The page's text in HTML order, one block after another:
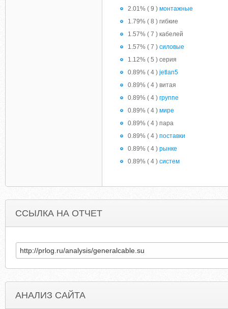
2.01% ( 9 ) монтажные
1.79% ( 8 ) гибкие
1.57% ( 7 ) кабелей
1.57% ( 7 ) силовые
1.12% ( 5 ) серия
0.89% ( 4 ) jetlan5
0.89% ( 4 ) витая
0.89% ( 4 ) группе
0.89% ( 4 ) мире
0.89% ( 4 ) пара
0.89% ( 4 ) поставки
0.89% ( 4 ) рынке
0.89% ( 4 ) систем
ССЫЛКА НА ОТЧЕТ
АНАЛИЗ САЙТА